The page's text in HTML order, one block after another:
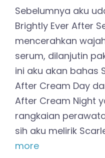
Sebelumnya aku
Brightly Ever After
mencerahkan
serum, dilanjutin
ini aku akan bahas
After Cream Day
After Cream Night
rangkaian
sih aku melirik
more